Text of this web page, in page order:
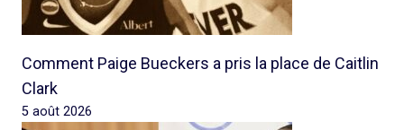
Comment Paige Bueckers a pris la place de Caitlin
Clark
5 août 2026